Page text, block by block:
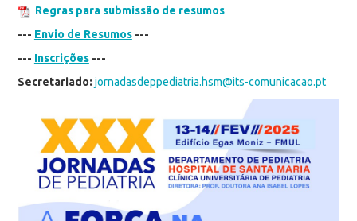
Regras para submissão de resumos
--- Envio de Resumos---
--- Inscrições---
Secretariado: jornadasdeppediatria.hsm@its-comunicacao.pt